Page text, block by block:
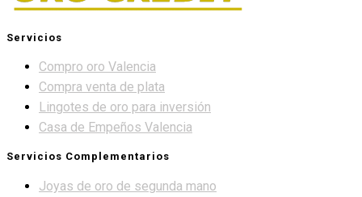
Servicios
Compro oro Valencia
Compra venta de plata
Lingotes de oro para inversión
Casa de Empeños Valencia
Servicios Complementarios
Joyas de oro de segunda mano